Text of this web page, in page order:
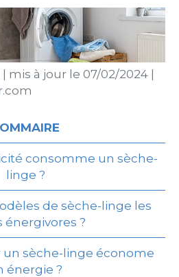
mis à jour le 07/02/2024
consomme un sèche-
linge ?
de sèche-linge les
énergivores ?
sèche-linge économe
énergie ?